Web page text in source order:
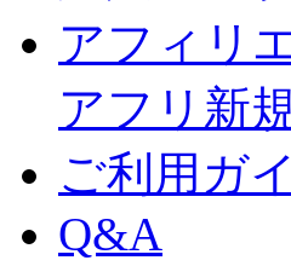
アフィリ
アフリ新
ご利用ガ
Q&A